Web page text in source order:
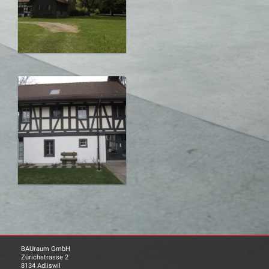
BAUraum GmbH
Zürichstrasse 2
8134 Adliswil